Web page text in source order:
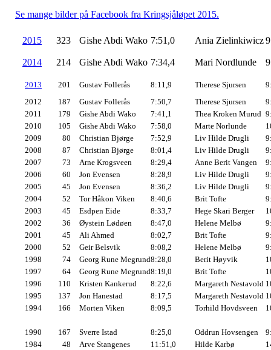
Se mange bilder på Facebook fra Kringsjåløpet 2015.
2015 323 Gishe Abdi Wako 7:51,0 Ania Zielinkiwicz
2014 214 Gishe Abdi Wako 7:34,4 Mari Nordlunde
2013 201 Gustav Follerås 8:11,9 Therese Sjursen
2012
187 Gustav Follerås 7:50,7 Therese Sjursen
2011
179 Gishe Abdi Wako 7:41,1 Thea Kroken Murud
2010
105 Gishe Abdi Wako 7:58,0 Marte Norlunde
2009
80 Christian Bjørge 7:52,9 Liv Hilde Drugli
2008
87 Christian Bjørge 8:01,4 Liv Hilde Drugli
2007
73 Arne Krogsveen 8:29,4 Anne Berit Vangen
2006
60 Jon Evensen 8:28,9 Liv Hilde Drugli
2005
45 Jon Evensen 8:36,2 Liv Hilde Drugli
2004
52 Tor Håkon Viken 8:40,6 Brit Tofte
2003
45 Esdpen Eide 8:33,7 Hege Skari Berger
2002
36 Øystein Lødøen 8:47,0 Helene Melbø
2001
45 Ali Ahmed 8:02,7 Brit Tofte
2000
52 Geir Belsvik 8:08,2 Helene Melbø
1998
74 Georg Rune Megrund8:28,0 Berit Høyvik
1997
64 Georg Rune Megrund8:19,0 Brit Tofte
1996
110 Kristen Kankerud 8:22,6 Margareth Nestavold
1995
137 Jon Hanestad 8:17,5 Margareth Nestavold
1994
166 Morten Viken 8:09,5 Torhild Hovdsveen
1990 167 Sverre Istad 8:25,0 Oddrun Hovsengen
1984
48 Arve Stangenes 11:51,0 Hilde Karbø